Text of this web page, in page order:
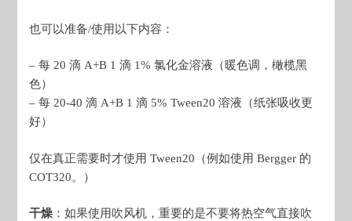
也可以准备/使用以下内容：
– 每 20 滴 A+B 1 滴 1% 氯化金溶液（暖色调，橄榄黑
色）
– 每 20-40 滴 A+B 1 滴 5% Tween20 溶液（纸张吸收更
好）
仅在真正需要时才使用 Tween20（例如使用 Bergger 的
COT320。）
干燥 ：如果使用吹风机，重要的是不要将热空气直接吹